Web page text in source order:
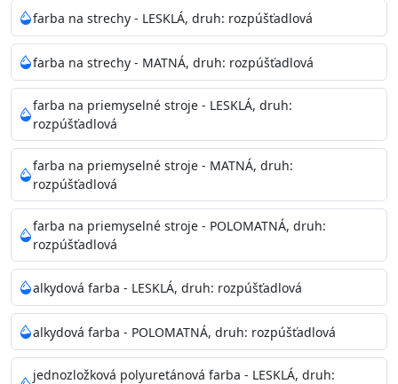
Neaplikujte pri teplote pod 5°C a nad teplotu 35°C alebo
pri relatívnej vlhkosti nad 80%.
Nepoužitá farba vyžaduje špeciálne zaobchádzanie na
bezpečnú likvidáciu.
Riedenie: do 10% vodou, podľa spôsobu aplikácie
Doba schnutia na dotyk
Doba na druhý náter: 3-4 hodiny
Balenie : 750ml, 1l, 3l, 9l, 15l
Výdatnosť na jednu vrstvu
Aplikácia: štetec, valček, striekacia pištoľ
Povrchová úprava: 1
Je možné tónovať v systéme Colorfull: áno
Merná hmotnosť : 1,54 ± 0,02 Kg / L (ISO 2811)
Čistenie: vodou
farba na strechy - LESKLÁ, druh: rozpúšťadlová
farba na strechy - MATNÁ, druh: rozpúšťadlová
farba na priemyselné stroje - LESKLÁ, druh:
rozpúšťadlová
farba na priemyselné stroje - MATNÁ, druh:
rozpúšťadlová
farba na priemyselné stroje - POLOMATNÁ, druh:
rozpúšťadlová
alkydová farba - LESKLÁ, druh: rozpúšťadlová
alkydová farba - POLOMATNÁ, druh: rozpúšťadlová
jednozložková polyuretánová farba - LESKLÁ, druh: